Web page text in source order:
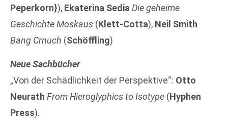
Peperkorn}), Ekaterina SediaDie geheime
Geschichte Moskaus (Klett-Cotta), Neil Smith
Bang Crnuch (Schöffling)
Neue Sachbücher
„Von der Schädlichkeit der Perspektive“: Otto
Neurath From Hieroglyphics to Isotype (Hyphen
Press).